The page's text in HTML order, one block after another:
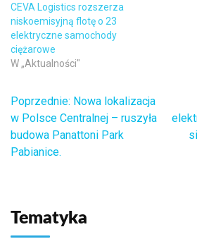
CEVA Logistics rozszerza
niskoemisyjną flotę o 23
elektryczne samochody
ciężarowe
W „Aktualności"
Nawigacja
wpisu
Poprzednie: Nowa lokalizacja
w Polsce Centralnej – ruszyła
budowa Panattoni Park
Pabianice.
Tematyka